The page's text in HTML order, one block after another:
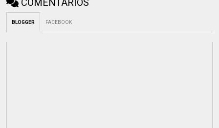
COMENTÁRIOS
BLOGGER FACEBOOK